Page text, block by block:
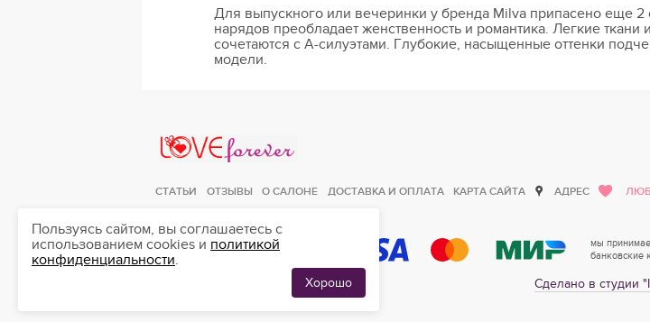
0
ЛЮБИМЫЕ
Для выпускного или вечеринки у бренда Milva припасено еще
нарядов преобладает женственность и романтика. Легкие
сочетаются с А-силуэтами. Глубокие, насыщенные оттенки
модели.
СТАТЬИ ОТЗЫВЫ О САЛОНЕ ДОСТАВКА И ОПЛАТА КАРТА САЙТА АДРЕС
мы
банковские
Сделано в студии
Пользуясь сайтом, вы соглашаетесь с
использованием cookies и политикой
конфиденциальности.
Хорошо